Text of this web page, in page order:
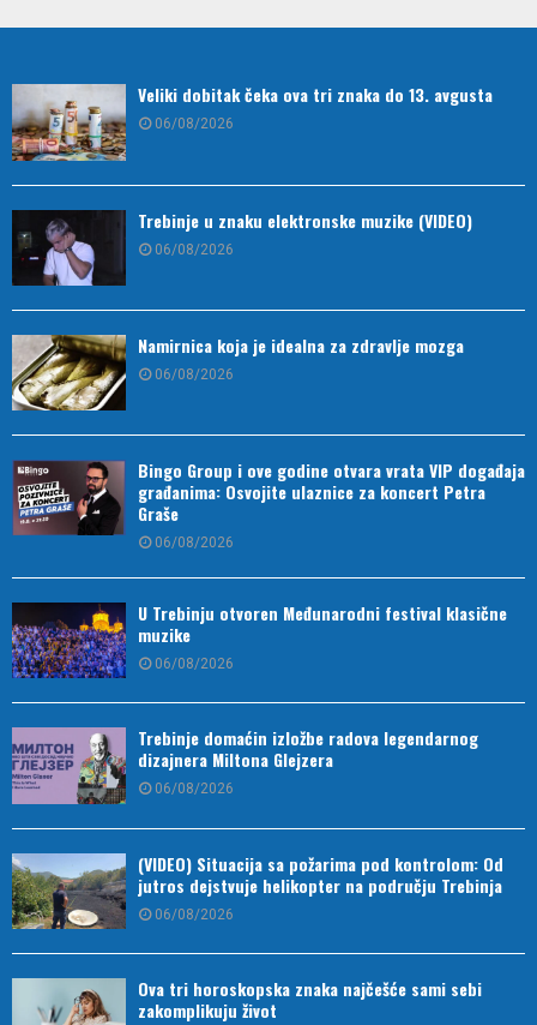
Veliki dobitak čeka ova tri znaka do 13. avgusta
06/08/2026
Trebinje u znaku elektronske muzike (VIDEO)
06/08/2026
Namirnica koja je idealna za zdravlje mozga
06/08/2026
Bingo Group i ove godine otvara vrata VIP događaja
građanima: Osvojite ulaznice za koncert Petra
Graše
06/08/2026
U Trebinju otvoren Međunarodni festival klasične
muzike
06/08/2026
Trebinje domaćin izložbe radova legendarnog
dizajnera Miltona Glejzera
06/08/2026
(VIDEO) Situacija sa požarima pod kontrolom: Od
jutros dejstvuje helikopter na području Trebinja
06/08/2026
Ova tri horoskopska znaka najčešće sami sebi
zakomplikuju život